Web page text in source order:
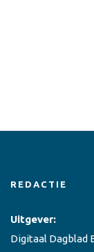
REDACTIE
Uitgever:
Digitaal Dagblad